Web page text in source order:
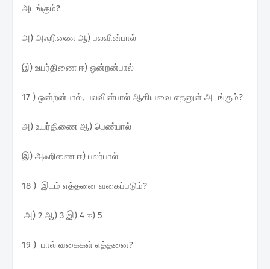
அடங்கும்?
அ) அஃறிணை ஆ) பலவின்பால்
இ) உயர்திணை ஈ) ஒன்றன்பால்
17 ) ஒன்றன்பால், பலவின்பால் ஆகியவை எதனுள் அடங்கும்?
அ) உயர்திணை ஆ) பெண்பால்
இ) அஃறிணை ஈ) பலர்பால்
18 ) இடம் எத்தனை வகைப்படும்?
அ) 2 ஆ) 3 இ) 4 ஈ) 5
19 ) பால் வகைகள் எத்தனை?